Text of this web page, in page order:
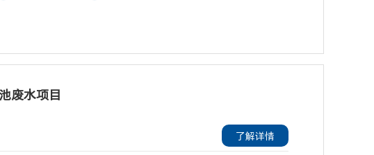
废水项目
了解详情